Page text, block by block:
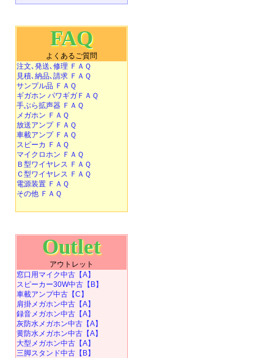
FAQ
よくあるご質問
注文､発送､修理 ＦＡＱ
見積､納品､請求 ＦＡＱ
サンプル品 ＦＡＱ
ギガホン パワギガＦＡＱ
手ぶら拡声器 ＦＡＱ
メガホン ＦＡＱ
放送アンプ ＦＡＱ
車載アンプ ＦＡＱ
スピーカ ＦＡＱ
マイクロホン ＦＡＱ
Ｂ型ワイヤレス ＦＡＱ
Ｃ型ワイヤレス ＦＡＱ
電源装置 ＦＡＱ
その他 ＦＡＱ
Outlet
アウトレット
窓口用マイク中古【A】
スピーカー30W中古【B】
車載アンプ中古【C】
肩掛メガホン中古【A】
録音メガホン中古【A】
灰防水メガホン中古【A】
黄防水メガホン中古【A】
大型メガホン中古【A】
三脚スタンド中古【B】